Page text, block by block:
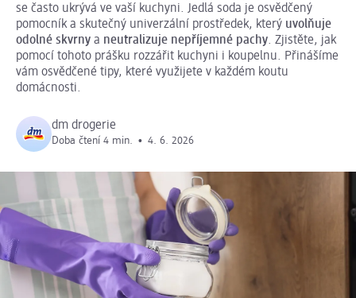
se často ukrývá ve vaší kuchyni. Jedlá soda je osvědčený
pomocník a skutečný univerzální prostředek, který uvolňuje
odolné skvrny a neutralizuje nepříjemné pachy. Zjistěte, jak
pomocí tohoto prášku rozzářit kuchyni i koupelnu. Přinášíme
vám osvědčené tipy, které využijete v každém koutu
domácnosti.
dm drogerie
Doba čtení 4 min. • 4. 6. 2026